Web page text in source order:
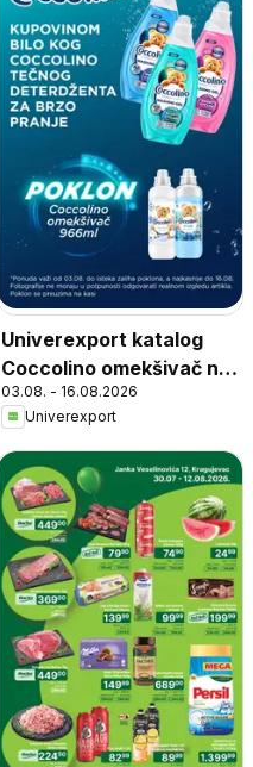
Univerexport katalog
Coccolino omekšivač na
poklon
03.08. - 16.08.2026
Univerexport